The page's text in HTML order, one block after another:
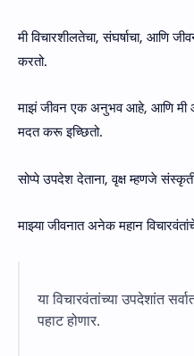
मी विचारशीलतेचा, संघर्षाचा, आणि
करतो.
माझं जीवन एक अनुभव आहे, आणि मी
मदत करू इच्छितो.
सोप्पे उपदेश देताना, वृक्ष म्हणजे
माझ्या जीवनात अनेक महान
या विचारवंतांच्या उपदेशांत
पहाट होणार.